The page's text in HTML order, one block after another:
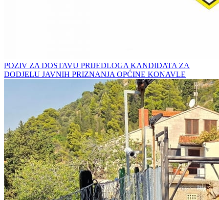
POZIV ZA DOSTAVU PRIJEDLOGA KANDIDATA ZA
DODJELU JAVNIH PRIZNANJA OPĆINE KONAVLE